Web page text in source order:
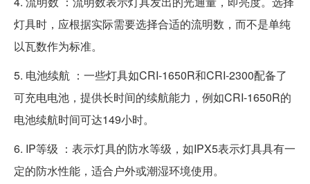
灯具时，应根据实际需要选择合适的流明数，而不是单纯
以瓦数作为标准。
5. 电池续航 ：一些灯具如CRI-1650R和CRI-2300配备了
可充电电池，提供长时间的续航能力，例如CRI-1650R的
电池续航时间可达149小时。
6. IP等级 ：表示灯具的防水等级，如IPX5表示灯具具有一
定的防水性能，适合户外或潮湿环境使用。